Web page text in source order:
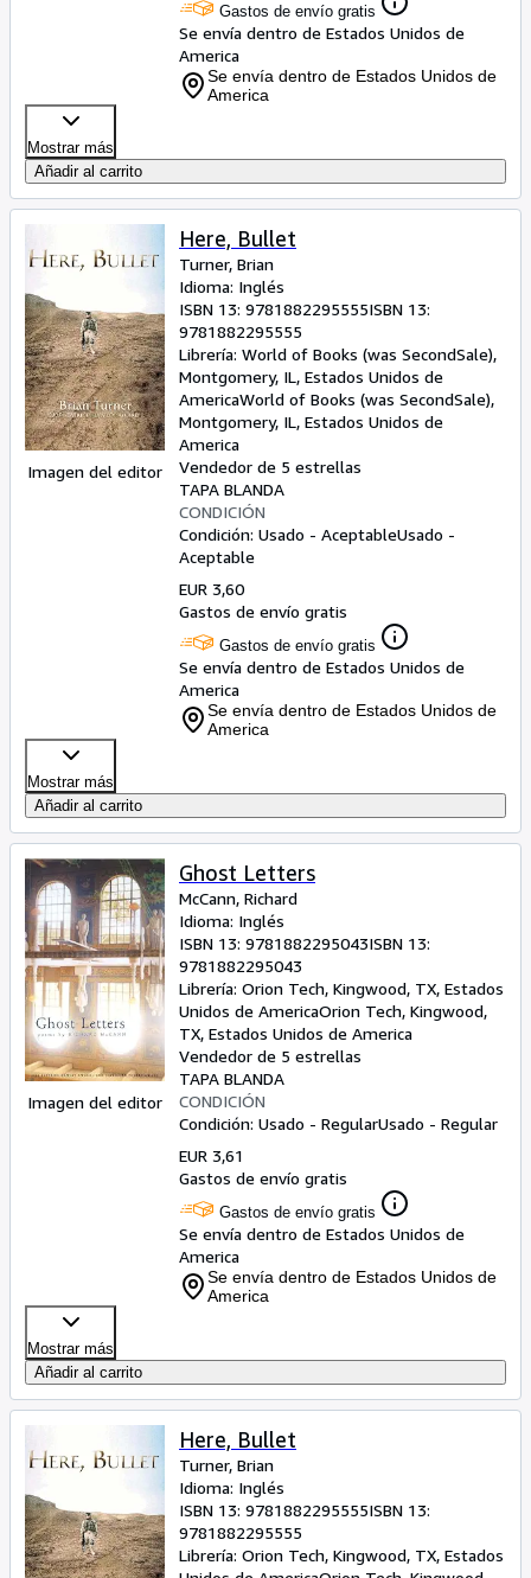
Gastos de envío gratis
Se envía dentro de Estados Unidos de
America
Se envía dentro de Estados Unidos de
America
Mostrar más
Añadir al carrito
Imagen del editor
Here, Bullet
Turner, Brian
Idioma: Inglés
ISBN 13: 9781882295555ISBN 13:
9781882295555
Librería: World of Books (was SecondSale),
Montgomery, IL, Estados Unidos de
AmericaWorld of Books (was SecondSale),
Montgomery, IL, Estados Unidos de
America
Vendedor de 5 estrellas
TAPA BLANDA
CONDICIÓN
Condición: Usado - AceptableUsado -
Aceptable
EUR 3,60
Gastos de envío gratis
Gastos de envío gratis
Se envía dentro de Estados Unidos de
America
Se envía dentro de Estados Unidos de
America
Mostrar más
Añadir al carrito
Imagen del editor
Ghost Letters
McCann, Richard
Idioma: Inglés
ISBN 13: 9781882295043ISBN 13:
9781882295043
Librería: Orion Tech, Kingwood, TX, Estados
Unidos de AmericaOrion Tech, Kingwood,
TX, Estados Unidos de America
Vendedor de 5 estrellas
TAPA BLANDA
CONDICIÓN
Condición: Usado - RegularUsado - Regular
EUR 3,61
Gastos de envío gratis
Gastos de envío gratis
Se envía dentro de Estados Unidos de
America
Se envía dentro de Estados Unidos de
America
Mostrar más
Añadir al carrito
Here, Bullet
Turner, Brian
Idioma: Inglés
ISBN 13: 9781882295555ISBN 13:
9781882295555
Librería: Orion Tech, Kingwood, TX, Estados